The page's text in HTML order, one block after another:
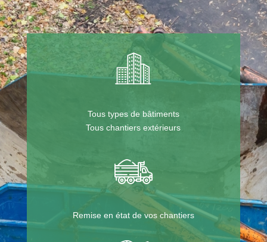
Tous types de bâtiments
Tous chantiers extérieurs
Remise en état de vos chantiers